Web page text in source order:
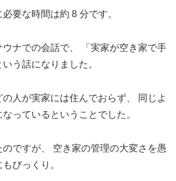
要な時間は約 8 分です。
ナでの会話で、
「実家が空き家で手
う話になりました。
人が実家には住んでおらず、
同じよ
っているということでした。
ですが、
空き家の管理の大変さを愚
びっくり。